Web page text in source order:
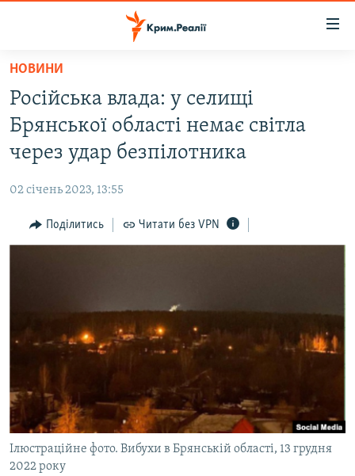
Перейти
основного
матеріалу
Перейти
основної
Перейти
до
ВІДЕО ТА ФОТО
БЛОГИ
ПОГЛЯД
СПЕЦПРОЕКТИ
ДЕПОРТАЦІЯ
ВІДЕОУРОКИ «ELIFBE»
СВІДЧЕННЯ ОКУПАЦІЇ
УКРАЇНСЬКА ПРОБЛЕМА КРИМУ
ІНФОГРАФІКА
ЯК ОБІЙТИ БЛОКУВАННЯ
Qırımtatar
ДОЛУЧАЙСЯ!
НОВИНИ
Російська влада: у селищі
Брянської області немає світла
через удар безпілотника
02 січень 2023, 13:55
Поділитись Читати без VPN
Ілюстраційне фото. Вибухи в Брянській області, 13 грудня
2022 року